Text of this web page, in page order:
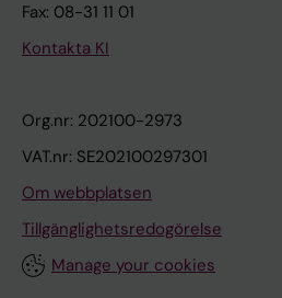
Fax: 08-31 11 01
Kontakta KI
Org.nr: 202100-2973
VAT.nr: SE202100297301
Om webbplatsen
Tillgänglighetsredogörelse
Manage your cookies